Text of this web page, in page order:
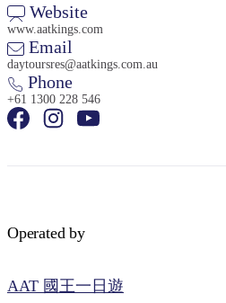
尋:
Sign
up
Website
www.aatkings.com
Email
daytoursres@aatkings.com.au
Phone
+61 1300 228 546
Operated by
AAT 國王一日遊